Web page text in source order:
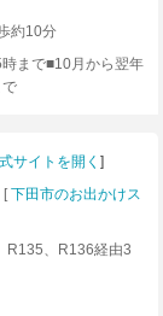
約10分
まで■10月から翌年
サイトを開く]
[下田市のお出かけス
R135、R136経由3